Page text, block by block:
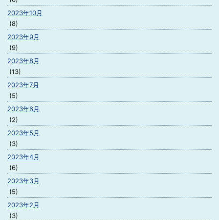
2023年10月
(8)
2023年9月
(9)
2023年8月
(13)
2023年7月
(5)
2023年6月
(2)
2023年5月
(3)
2023年4月
(6)
2023年3月
(5)
2023年2月
(3)